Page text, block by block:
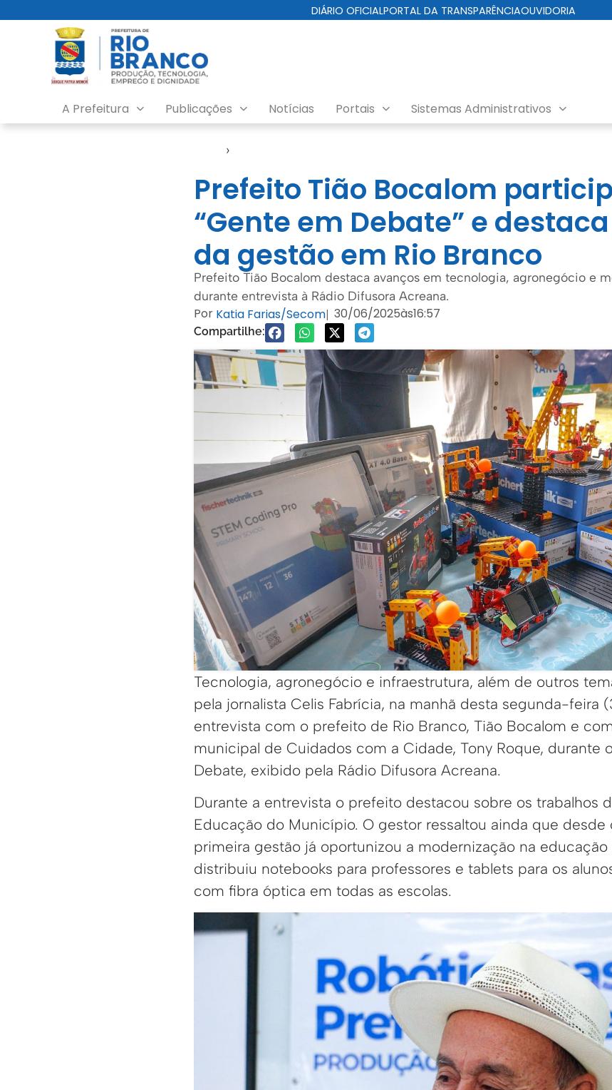
DIÁRIO OFICIALPORTAL DA TRANSPARÊNCIAOUVIDORIA
A Prefeitura Publicações Notícias Portais Sistemas Administrativos
›
Prefeito Tião Bocalom
“Gente em Debate” e
da gestão em Rio Branco
Prefeito Tião Bocalom destaca avanços em tecnologia, agronegócio e
durante entrevista à Rádio Difusora Acreana.
Por Katia Farias/Secom| 30/06/2025às16:57
Compartilhe:
Tecnologia, agronegócio e infraestrutura, além de outros
pela jornalista Celis Fabrícia, na manhã desta segunda-feira
entrevista com o prefeito de Rio Branco, Tião Bocalom e
municipal de Cuidados com a Cidade, Tony Roque, durante
Debate, exibido pela Rádio Difusora Acreana.
Durante a entrevista o prefeito destacou sobre os trabalhos
Educação do Município. O gestor ressaltou ainda que desde
primeira gestão já oportunizou a modernização na
distribuiu notebooks para professores e tablets para os
com fibra óptica em todas as escolas.